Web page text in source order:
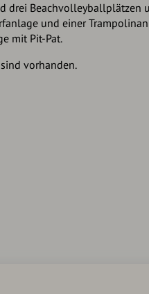
drei Beachvolleyballplätzen
und einer
mit Pit-Pat.
vorhanden.